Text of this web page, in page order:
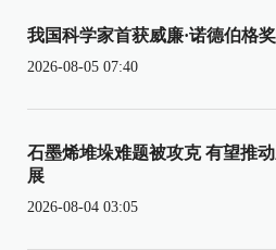
我国科学家首获威廉·诺德伯格
2026-08-05 07:40
石墨烯堆垛难题被攻克 有望推
展
2026-08-04 03:05